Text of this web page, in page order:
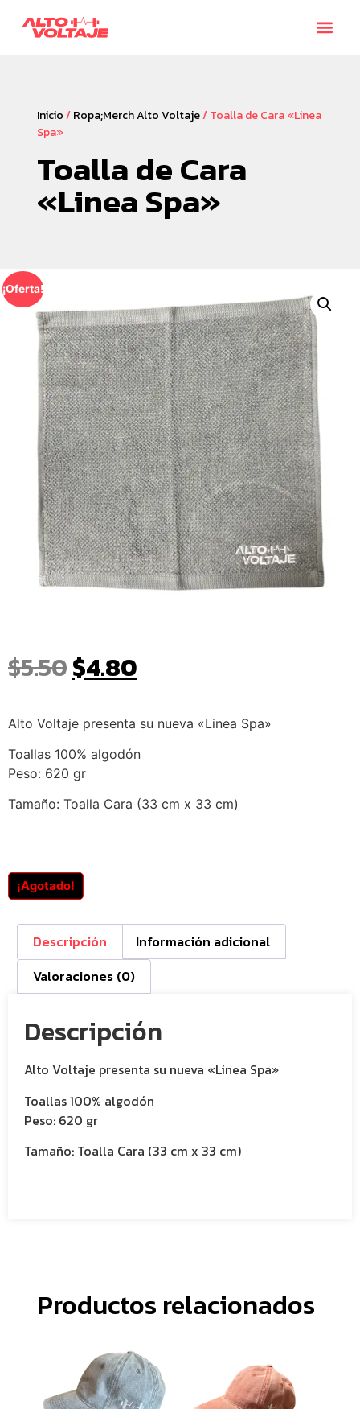
Inicio/Ropa;Merch Alto Voltaje/ Toalla de Cara «Linea
Spa»
Toalla de Cara
«Linea Spa»
¡Oferta!
$5.50$4.80
Alto Voltaje presenta su nueva «Linea Spa»
Toallas 100% algodón
Peso: 620 gr
Tamaño: Toalla Cara (33 cm x 33 cm)
¡Agotado!
Descripción
Información adicional
Valoraciones (0)
Descripción
Alto Voltaje presenta su nueva «Linea Spa»
Toallas 100% algodón
Peso: 620 gr
Tamaño: Toalla Cara (33 cm x 33 cm)
Productos relacionados